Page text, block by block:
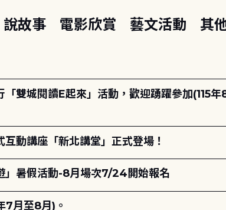
說故事 電影欣賞 藝文活動 其
雙城閱讀E起來」活動，歡迎踴躍參加(115
動講座「新北講堂」正式登場！
」暑假活動-8月場次7/24開始報名
7月至8月)。